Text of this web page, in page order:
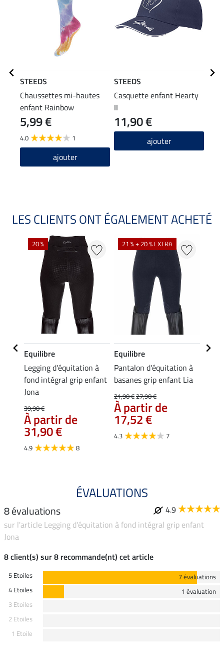
STEEDS
Chaussettes mi-hautes
enfant Rainbow
5,99 €
4.0 1
ajouter
STEEDS
Casquette enfant Hearty
II
11,90 €
ajouter
LES CLIENTS ONT ÉGALEMENT ACHETÉ
20 %
Equilibre
Legging d'équitation à
fond intégral grip enfant
Jona
39,90 €
À partir de
31,90 €
4.9 8
21 % + 20 % EXTRA
Equilibre
Pantalon d'équitation à
basanes grip enfant Lia
21,90 €27,90 €
À partir de
17,52 €
4.3 7
ÉVALUATIONS
8 évaluations
4.9
sur l'article Legging d'équitation à fond intégral grip enfant
Jona
8 client(s) sur 8 recommande(nt) cet article
5 Etoiles
7 évaluations
4 Etoiles
1 évaluation
3 Etoiles
2 Etoiles
1 Etoile